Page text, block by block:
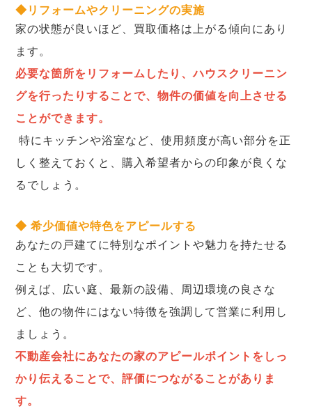
◆リフォームやクリーニングの実施
家の状態が良いほど、買取価格は上がる傾向にあり
ます。
必要な箇所をリフォームしたり、ハウスクリーニン
グを行ったりすることで、物件の価値を向上させる
ことができます。
特にキッチンや浴室など、使用頻度が高い部分を正
しく整えておくと、購入希望者からの印象が良くな
るでしょう。
◆ 希少価値や特色をアピールする
あなたの戸建てに特別なポイントや魅力を持たせる
ことも大切です。
例えば、広い庭、最新の設備、周辺環境の良さな
ど、他の物件にはない特徴を強調して営業に利用し
ましょう。
不動産会社にあなたの家のアピールポイントをしっ
かり伝えることで、評価につながることがありま
す。